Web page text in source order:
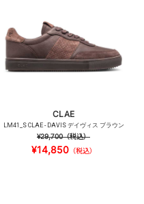
CLAE
LM41_S CLAE - DAVIS デイヴィス ブラウン
¥29,700（税込）
¥14,850（税込）